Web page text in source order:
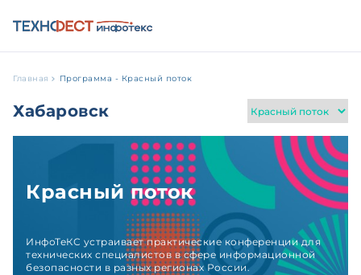
Главная Программа - Красный поток
Хабаровск
Красный поток
ИнфоТеКС устраивает практические конференции для
технических специалистов в сфере информационной
безопасности в разных регионах России.